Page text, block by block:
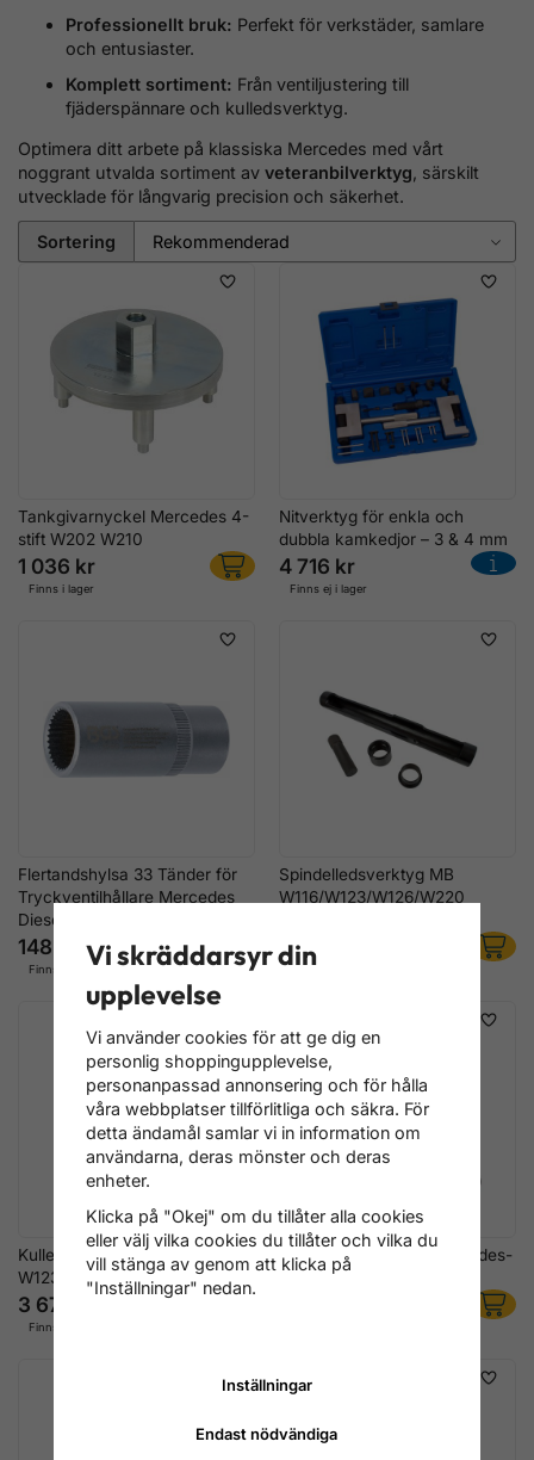
Professionellt bruk: Perfekt för verkstäder, samlare
och entusiaster.
Komplett sortiment: Från ventiljustering till
fjäderspännare och kulledsverktyg.
Optimera ditt arbete på klassiska Mercedes med vårt
noggrant utvalda sortiment av veteranbilverktyg, särskilt
utvecklade för långvarig precision och säkerhet.
Sortering
Tankgivarnyckel Mercedes 4-
stift W202 W210
1 036 kr
Finns i lager
Nitverktyg för enkla och
dubbla kamkedjor – 3 & 4 mm
4 716 kr
Finns ej i lager
Flertandshylsa 33 Tänder för
Tryckventilhållare Mercedes
Diesel
148 kr
Finns i lager
Spindelledsverktyg MB
W116/W123/W126/W220
2 796 kr
Finns i lager
Kulledsavdragare Mercedes
W123/W126
3 676 kr
Finns i lager
Fjäderspännare för Mercedes-
Benz
Vi skräddarsyr din
upplevelse
Vi använder cookies för att ge dig en
personlig shoppingupplevelse,
personanpassad annonsering och för hålla
våra webbplatser tillförlitliga och säkra. För
detta ändamål samlar vi in information om
användarna, deras mönster och deras
enheter.
Klicka på "Okej" om du tillåter alla cookies
eller välj vilka cookies du tillåter och vilka du
vill stänga av genom att klicka på
"Inställningar" nedan.
Inställningar
Endast nödvändiga